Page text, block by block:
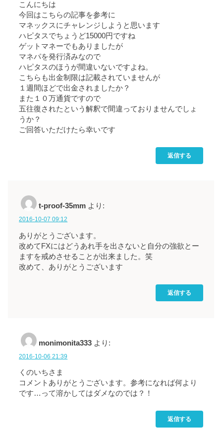
こんにちは
今回はこちらの記事を参考に
マネックスにチャレンジしようと思います
ハピタスでちょうど15000円ですね
ゲットマネーでもありましたが
マネパを発行済みなので
ハピタスのほうが間違いないですよね。
こちらも出金制限は記載されていませんが
１週間ほどで出金されましたか？
また１０万通貨ですので
五往復されたという解釈で間違っておりませんでしょ
うか？
ご回答いただけたら幸いです
返信する
t-proof-35mm より:
2016-10-07 09:12
ありがとうございます。
改めてFXにはどうあれ手を出さないと自分の強欲とー
ますを戒めさせることが出来ました。笑
改めて、ありがとうございます
返信する
monimonita333 より:
2016-10-06 21:39
くのいちさま
コメントありがとうございます。参考になれば何より
です…って溶かしてはダメなのでは？！
返信する